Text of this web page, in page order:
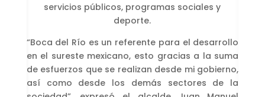
servicios públicos, programas sociales y
deporte.
“Boca del Río es un referente para el desarrollo
en el sureste mexicano, esto gracias a la suma
de esfuerzos que se realizan desde mi gobierno,
así como desde los demás sectores de la